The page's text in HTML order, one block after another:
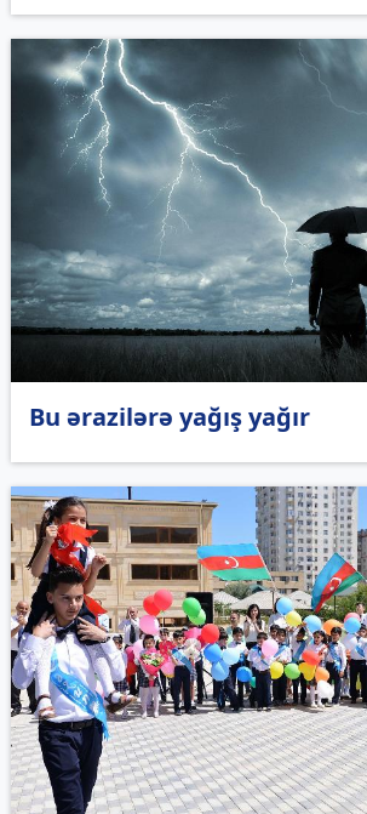
Bu ərazilərə yağış yağır